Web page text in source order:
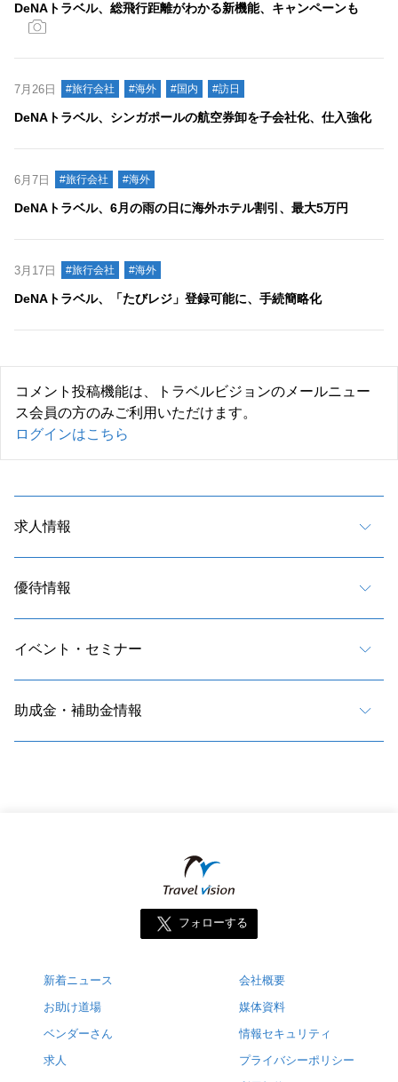
DeNAトラベル、総飛行距離がわかる新機能、キャンペーンも
7月26日 #旅行会社 #海外 #国内 #訪日
DeNAトラベル、シンガポールの航空券卸を子会社化、仕入強化
6月7日 #旅行会社 #海外
DeNAトラベル、6月の雨の日に海外ホテル割引、最大5万円
3月17日 #旅行会社 #海外
DeNAトラベル、「たびレジ」登録可能に、手続簡略化
コメント投稿機能は、トラベルビジョンのメールニュー
ス会員の方のみご利用いただけます。
ログインはこちら
求人情報
優待情報
イベント・セミナー
助成金・補助金情報
フォローする
新着ニュース
お助け道場
ベンダーさん
求人
会社概要
媒体資料
情報セキュリティ
プライバシーポリシー